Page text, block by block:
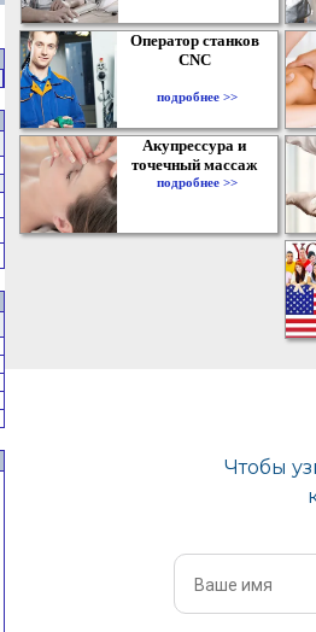
Оператор станков
CNC
подробнее >>
Акупрессура и
точечный массаж
подробнее >>